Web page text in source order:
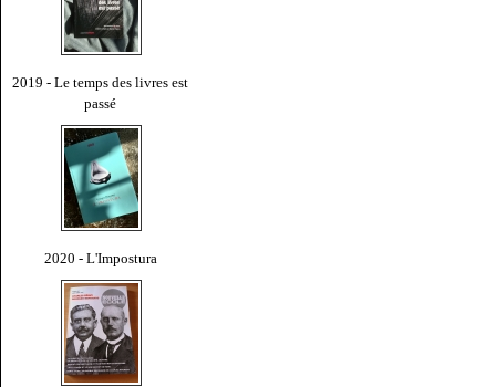
2019 - Le temps des livres est
passé
2020 - L'Impostura